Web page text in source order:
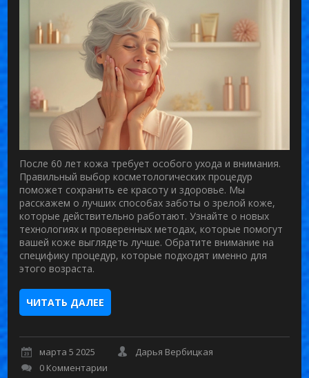
После 60 лет кожа требует особого ухода и внимания.
Правильный выбор косметологических процедур
поможет сохранить ее красоту и здоровье. Мы
расскажем о лучших способах заботы о зрелой коже,
которые действительно работают. Узнайте о новых
технологиях и проверенных методах, которые помогут
вашей коже выглядеть лучше. Обратите внимание на
специфику процедур, которые подходят именно для
этого возраста.
ЧИТАТЬ ДАЛЕЕ
марта 5 2025
Дарья Вербицкая
0 Комментарии